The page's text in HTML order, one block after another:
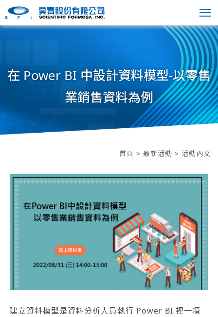
在 Power BI 中設計資料模型-以零售
業銷售資料為例
首頁 > 最新活動 > 活動內文
建立資料模型是資料分析人員執行 Power BI 裡一項